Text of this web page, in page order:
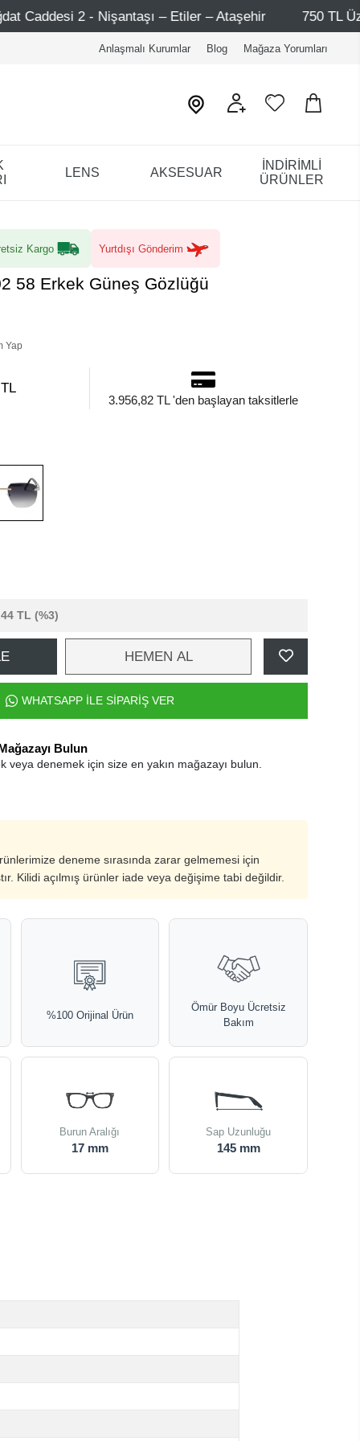
– Etiler – Ataşehir 750 TL Üzeri
Anlaşmalı Kurumlar Blog Mağaza Yorumları
LENS AKSESUAR
İNDİRİMLİ
ÜRÜNLER
Kargo Yurtdışı Gönderim
58 Erkek Güneş Gözlüğü
Yap
3.956,82 TL 'den başlayan taksitlerle
TL (%3)
HEMEN AL
WHATSAPP İLE SİPARİŞ VER
Bulun
veya denemek için size en yakın mağazayı bulun.
deneme sırasında zarar gelmemesi için
Kilidi açılmış ürünler iade veya değişime tabi değildir.
%100 Orijinal Ürün
Ömür Boyu Ücretsiz
Bakım
Burun Aralığı
17 mm
Sap Uzunluğu
145 mm